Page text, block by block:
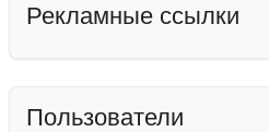
Рекламные ссылки
Пользователи